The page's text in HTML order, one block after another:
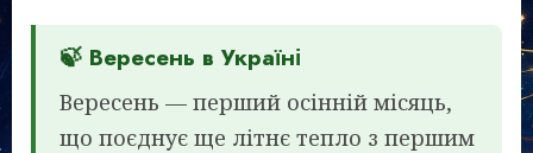
🍃 Вересень в Україні
Вересень — перший осінній місяць,
що поєднує ще літнє тепло з першим